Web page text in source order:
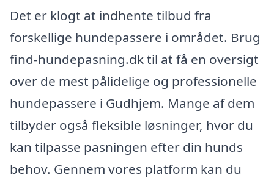
Det er klogt at indhente tilbud fra
forskellige hundepassere i området. Brug
find-hundepasning.dk til at få en oversigt
over de mest pålidelige og professionelle
hundepassere i Gudhjem. Mange af dem
tilbyder også fleksible løsninger, hvor du
kan tilpasse pasningen efter din hunds
behov. Gennem vores platform kan du